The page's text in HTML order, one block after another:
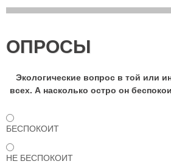
ОПРОСЫ
Экологические вопрос в той или
всех. А насколько остро он
БЕСПОКОИТ
НЕ БЕСПОКОИТ